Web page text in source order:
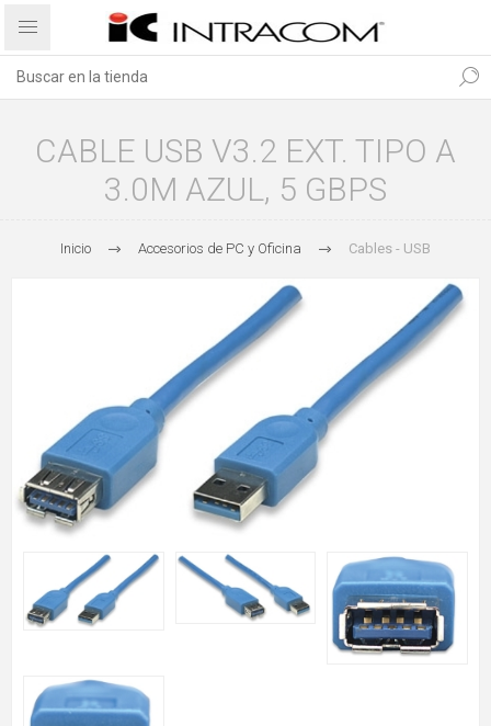
CABLE USB V3.2 EXT. TIPO A
3.0M AZUL, 5 GBPS
Inicio Accesorios de PC y Oficina Cables - USB